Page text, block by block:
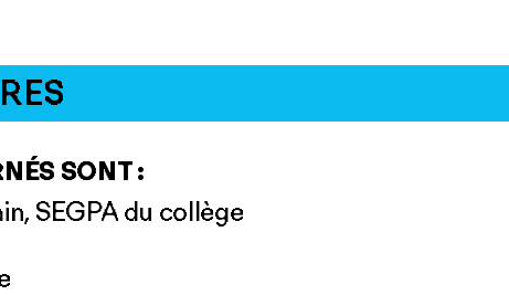
SONT :
SEGPA du collège